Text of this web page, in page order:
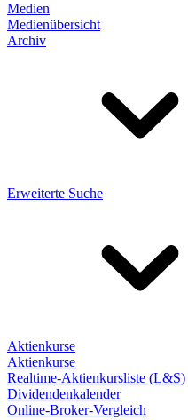
Medien
Medienübersicht
Archiv
Erweiterte Suche
Aktienkurse
Aktienkurse
Realtime-Aktienkursliste (L&S)
Dividendenkalender
Online-Broker-Vergleich